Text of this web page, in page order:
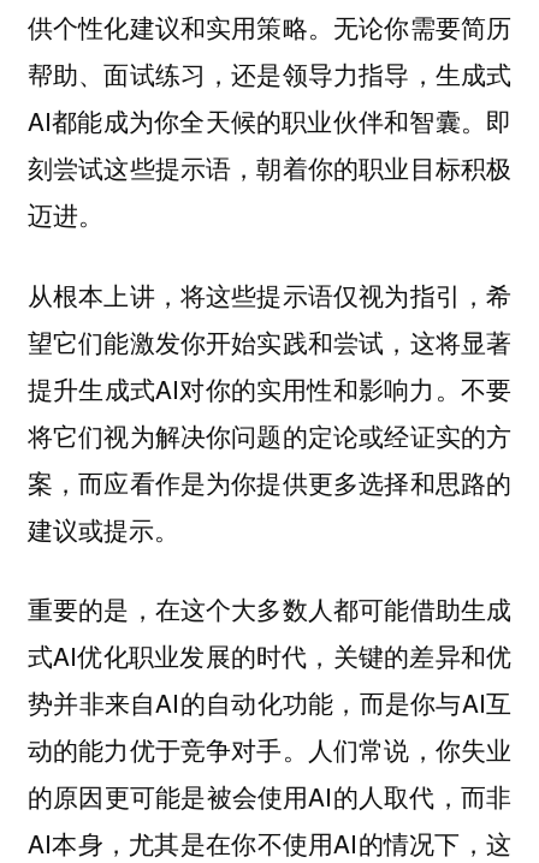
供个性化建议和实用策略。无论你需要简历
帮助、面试练习，还是领导力指导，生成式
AI都能成为你全天候的职业伙伴和智囊。即
刻尝试这些提示语，朝着你的职业目标积极
迈进。
从根本上讲，将这些提示语仅视为指引，希
望它们能激发你开始实践和尝试，这将显著
提升生成式AI对你的实用性和影响力。不要
将它们视为解决你问题的定论或经证实的方
案，而应看作是为你提供更多选择和思路的
建议或提示。
重要的是，在这个大多数人都可能借助生成
式AI优化职业发展的时代，关键的差异和优
势并非来自AI的自动化功能，而是你与AI互
动的能力优于竞争对手。人们常说，你失业
的原因更可能是被会使用AI的人取代，而非
AI本身，尤其是在你不使用AI的情况下，这